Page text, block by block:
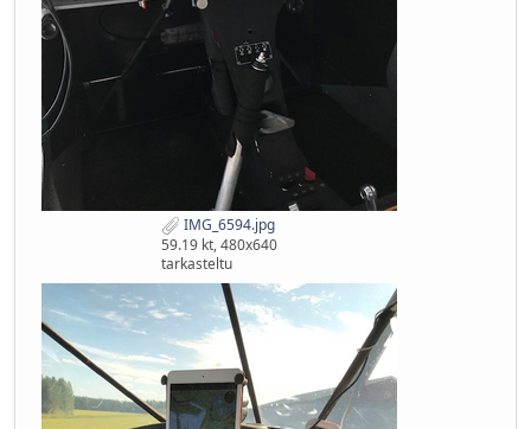
IMG_6594.jpg
59.19 kt, 480x640
tarkasteltu